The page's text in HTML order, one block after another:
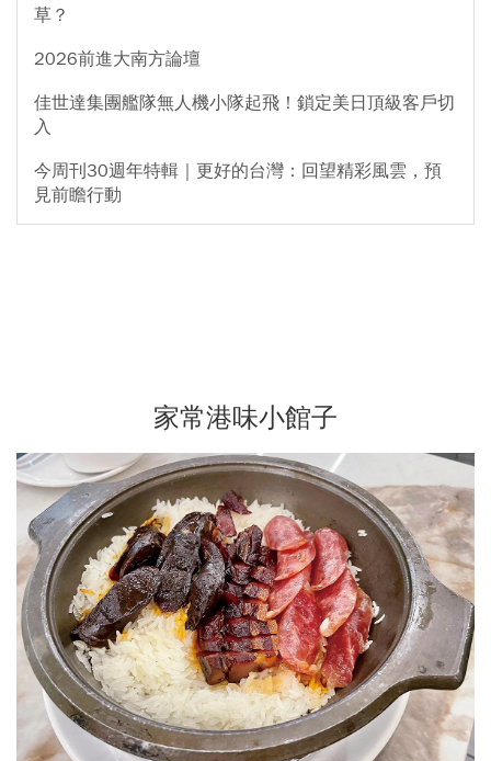
草？
2026前進大南方論壇
佳世達集團艦隊無人機小隊起飛！鎖定美日頂級客戶切
入
今周刊30週年特輯｜更好的台灣：回望精彩風雲，預
見前瞻行動
家常港味小館子